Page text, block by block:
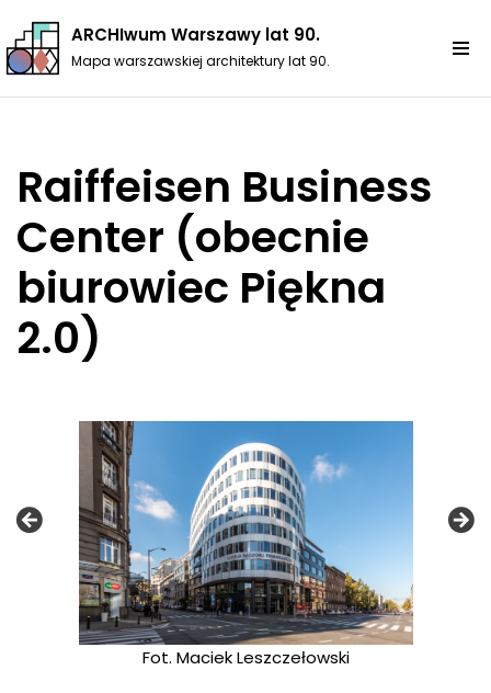
Przejdź
ARCHIwum Warszawy lat 90.
Mapa warszawskiej architektury lat 90.
Raiffeisen Business
Center (obecnie
biurowiec Piękna
2.0)
Fot. Maciek Leszczełowski